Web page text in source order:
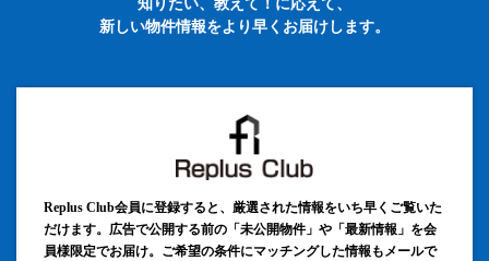
知りたい、教えて！に応えて、
新しい物件情報をより早くお届けします。
Replus Club会員に登録すると、厳選された情報をいち早くご覧いた
だけます。広告で公開する前の「未公開物件」や「最新情報」を会
員様限定でお届け。ご希望の条件にマッチングした情報もメールで